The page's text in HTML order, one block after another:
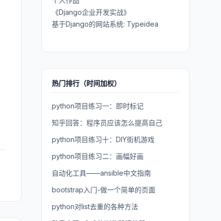
《Django企业开发实战》
基于Django的网站系统: Typeidea
热门排行（时间加权）
python项目练习一：即时标记
知乎回答：程序员应该怎么提高自己
python项目练习十：DIY街机游戏
python项目练习二：画幅好画
自动化工具——ansible中文指南
bootstrap入门-做一个简单的页面
python对list去重的各种方法